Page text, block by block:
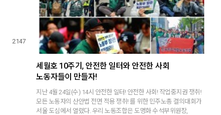
2147
세월호 10주기, 안전한 일터와 안전한 사회
노동자들이 만들자!
지난 4월 24일(수) 14시 안전한 일터! 안전한 사회! 작업중지권 쟁취!
모든 노동자의 산안법 전면 적용 쟁취! 를 위한 민주노총 결의대회가
서울 도심에서 열렸다. 우리 노동조합은 도명화 수석부위원장,